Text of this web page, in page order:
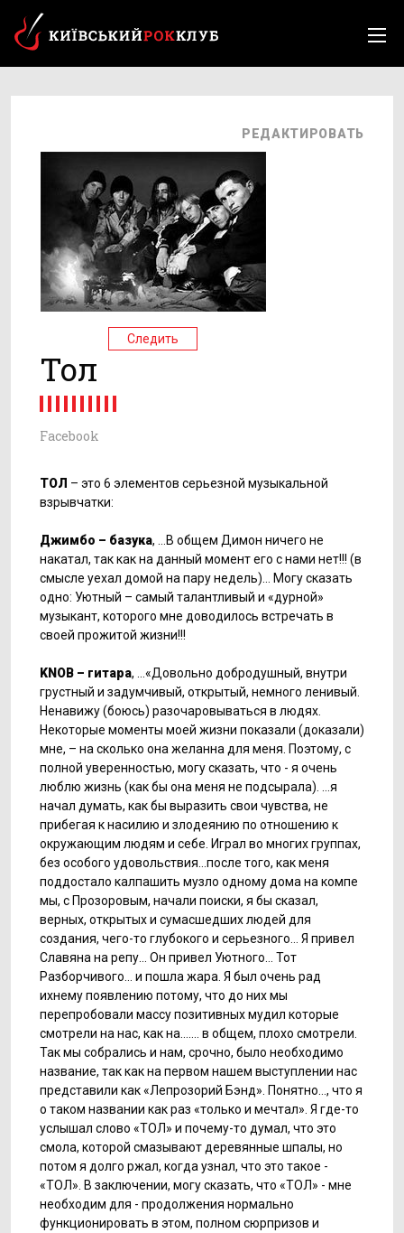
РЕДАКТИРОВАТЬ
Следить
Тол
Facebook
ТОЛ – это 6 элементов серьезной музыкальной
взрывчатки:
Джимбо – базука, …В общем Димон ничего не
накатал, так как на данный момент его с нами нет!!! (в
смысле уехал домой на пару недель)… Могу сказать
одно: Уютный – самый талантливый и «дурной»
музыкант, которого мне доводилось встречать в
своей прожитой жизни!!!
KNOB – гитара, …«Довольно добродушный, внутри
грустный и задумчивый, открытый, немного ленивый.
Ненавижу (боюсь) разочаровываться в людях.
Некоторые моменты моей жизни показали (доказали)
мне, – на сколько она желанна для меня. Поэтому, с
полной уверенностью, могу сказать, что - я очень
люблю жизнь (как бы она меня не подсырала). …я
начал думать, как бы выразить свои чувства, не
прибегая к насилию и злодеянию по отношению к
окружающим людям и себе. Играл во многих группах,
без особого удовольствия…после того, как меня
поддостало калпашить музло одному дома на компе
мы, с Прозоровым, начали поиски, я бы сказал,
верных, открытых и сумасшедших людей для
создания, чего-то глубокого и серьезного… Я привел
Славяна на репу… Он привел Уютного… Тот
Разборчивого… и пошла жара. Я был очень рад
ихнему появлению потому, что до них мы
перепробовали массу позитивных мудил которые
смотрели на нас, как на……. в общем, плохо смотрели.
Так мы собрались и нам, срочно, было необходимо
название, так как на первом нашем выступлении нас
представили как «Лепрозорий Бэнд». Понятно…, что я
о таком названии как раз «только и мечтал». Я где-то
услышал слово «ТОЛ» и почему-то думал, что это
смола, которой смазывают деревянные шпалы, но
потом я долго ржал, когда узнал, что это такое -
«ТОЛ». В заключении, могу сказать, что «ТОЛ» - мне
необходим для - продолжения нормально
функционировать в этом, полном сюрпризов и